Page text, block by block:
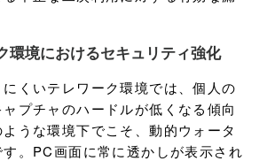
環境におけるセキュリティ強化
くいテレワーク環境では、個人の
プチャのハードルが低くなる傾向
うな環境下でこそ、動的ウォータ
。PC画面に常に透かしが表示され